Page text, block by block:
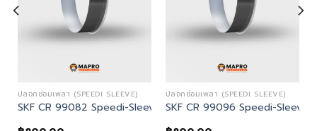
ปลอกซ่อมเพลา (SPEEDI SLEEVE)
SKF CR 99082 Speedi-Sleeve
ปลอกซ่อมเพลา (SPEEDI SLEEVE)
SKF CR 99096 Speedi-Sleeve